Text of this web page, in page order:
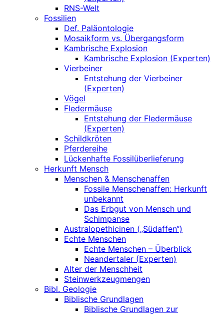
RNS-Welt
Fossilien
Def. Paläontologie
Mosaikform vs. Übergangsform
Kambrische Explosion
Kambrische Explosion (Experten)
Vierbeiner
Entstehung der Vierbeiner
(Experten)
Vögel
Fledermäuse
Entstehung der Fledermäuse
(Experten)
Schildkröten
Pferdereihe
Lückenhafte Fossilüberlieferung
Herkunft Mensch
Menschen & Menschenaffen
Fossile Menschenaffen: Herkunft
unbekannt
Das Erbgut von Mensch und
Schimpanse
Australopethicinen („Südaffen“)
Echte Menschen
Echte Menschen – Überblick
Neandertaler (Experten)
Alter der Menschheit
Steinwerkzeugmengen
Bibl. Geologie
Biblische Grundlagen
Biblische Grundlagen zur